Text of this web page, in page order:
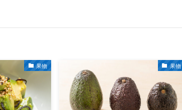
果物 果物